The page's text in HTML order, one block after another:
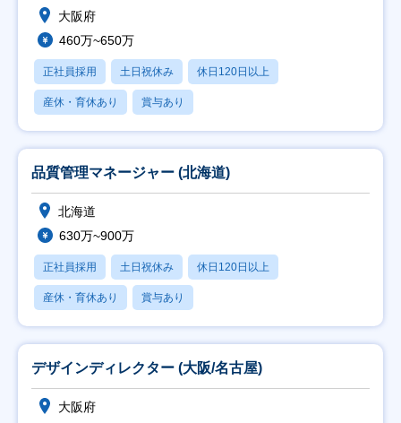
大阪府
460万~650万
正社員採用 土日祝休み 休日120日以上
産休・育休あり 賞与あり
品質管理マネージャー (北海道)
北海道
630万~900万
正社員採用 土日祝休み 休日120日以上
産休・育休あり 賞与あり
デザインディレクター (大阪/名古屋)
大阪府